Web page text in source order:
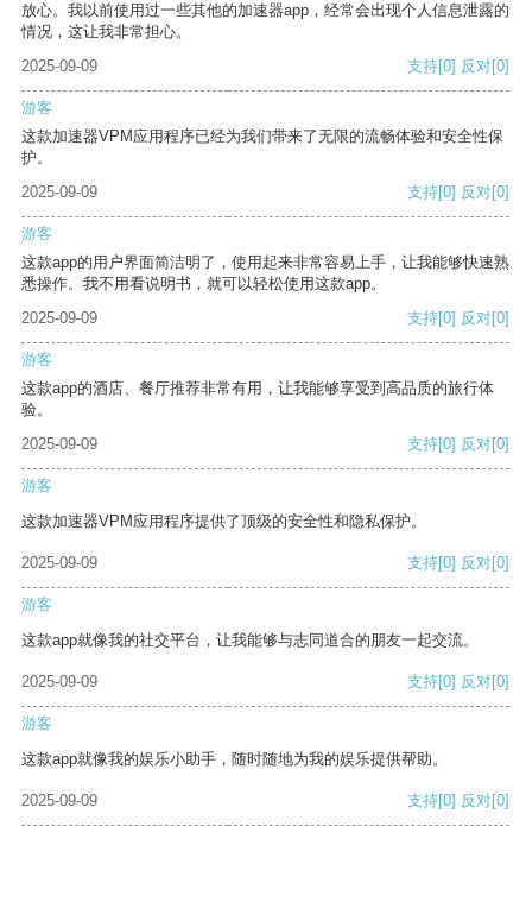
放心。我以前使用过一些其他的加速器app，经常会出现个人信息泄露的
情况，这让我非常担心。
2025-09-09
支持[0] 反对[0]
游客
这款加速器VPM应用程序已经为我们带来了无限的流畅体验和安全性保
护。
2025-09-09
支持[0] 反对[0]
游客
这款app的用户界面简洁明了，使用起来非常容易上手，让我能够快速熟
悉操作。我不用看说明书，就可以轻松使用这款app。
2025-09-09
支持[0] 反对[0]
游客
这款app的酒店、餐厅推荐非常有用，让我能够享受到高品质的旅行体
验。
2025-09-09
支持[0] 反对[0]
游客
这款加速器VPM应用程序提供了顶级的安全性和隐私保护。
2025-09-09 支持[0] 反对[0]
游客
这款app就像我的社交平台，让我能够与志同道合的朋友一起交流。
2025-09-09 支持[0] 反对[0]
游客
这款app就像我的娱乐小助手，随时随地为我的娱乐提供帮助。
2025-09-09 支持[0] 反对[0]